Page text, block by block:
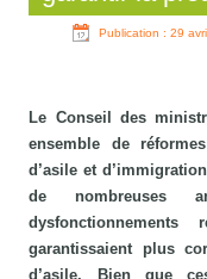
Publication : 29
Le Conseil des
ensemble de
d’asile et
de nombreuses
garantissaient plus
d’asile. Bien que